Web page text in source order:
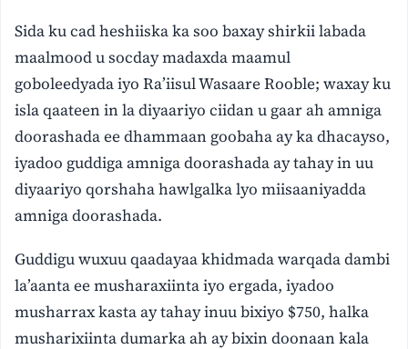
Sida ku cad heshiiska ka soo baxay shirkii labada
maalmood u socday madaxda maamul
goboleedyada iyo Ra’iisul Wasaare Rooble; waxay ku
isla qaateen in la diyaariyo ciidan u gaar ah amniga
doorashada ee dhammaan goobaha ay ka dhacayso,
iyadoo guddiga amniga doorashada ay tahay in uu
diyaariyo qorshaha hawlgalka lyo miisaaniyadda
amniga doorashada.
Guddigu wuxuu qaadayaa khidmada warqada dambi
la’aanta ee musharaxiinta iyo ergada, iyadoo
musharrax kasta ay tahay inuu bixiyo $750, halka
musharixiinta dumarka ah ay bixin doonaan kala